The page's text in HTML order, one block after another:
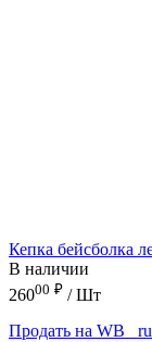
Кепка бейсболка
В наличии
26000 ₽ / Шт
Продать на WB